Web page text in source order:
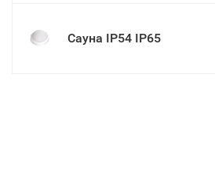
Сауна IP54 IP65